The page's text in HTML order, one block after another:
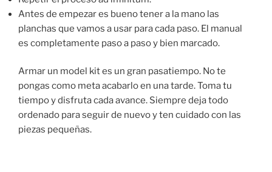
Antes de empezar es bueno tener a la mano las
planchas que vamos a usar para cada paso. El manual
es completamente paso a paso y bien marcado.
Armar un model kit es un gran pasatiempo. No te
pongas como meta acabarlo en una tarde. Toma tu
tiempo y disfruta cada avance. Siempre deja todo
ordenado para seguir de nuevo y ten cuidado con las
piezas pequeñas.